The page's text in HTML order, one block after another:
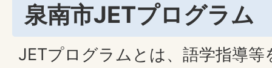
泉南市JETプログラム
JETプログラムとは、語学指導等